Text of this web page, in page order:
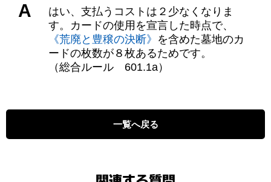
A
はい、支払うコストは２少なくなりま
す。カードの使用を宣言した時点で、
《荒廃と豊穣の決断》 を含めた墓地のカ
ードの枚数が８枚あるためです。
（総合ルール 601.1a）
一覧へ戻る